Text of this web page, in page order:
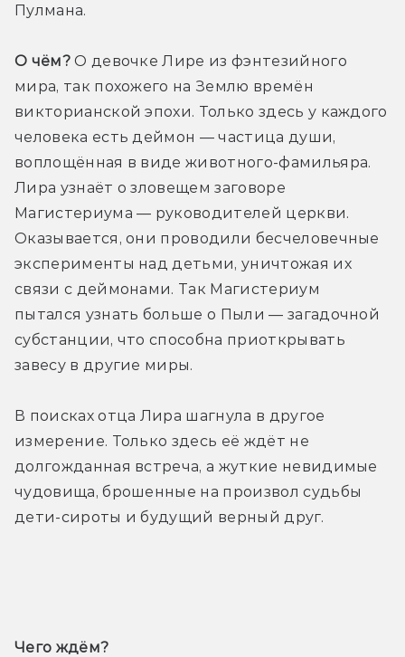
Пулмана.
О чём? О девочке Лире из фэнтезийного
мира, так похожего на Землю времён
викторианской эпохи. Только здесь у каждого
человека есть деймон — частица души,
воплощённая в виде животного-фамильяра.
Лира узнаёт о зловещем заговоре
Магистериума — руководителей церкви.
Оказывается, они проводили бесчеловечные
эксперименты над детьми, уничтожая их
связи с деймонами. Так Магистериум
пытался узнать больше о Пыли — загадочной
субстанции, что способна приоткрывать
завесу в другие миры.
В поисках отца Лира шагнула в другое
измерение. Только здесь её ждёт не
долгожданная встреча, а жуткие невидимые
чудовища, брошенные на произвол судьбы
дети-сироты и будущий верный друг.
Чего ждём?